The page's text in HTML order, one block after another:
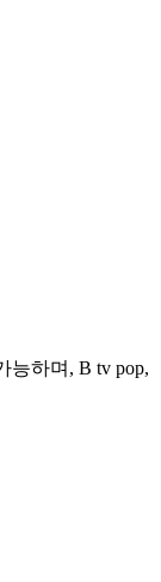
능하며, B tv pop,